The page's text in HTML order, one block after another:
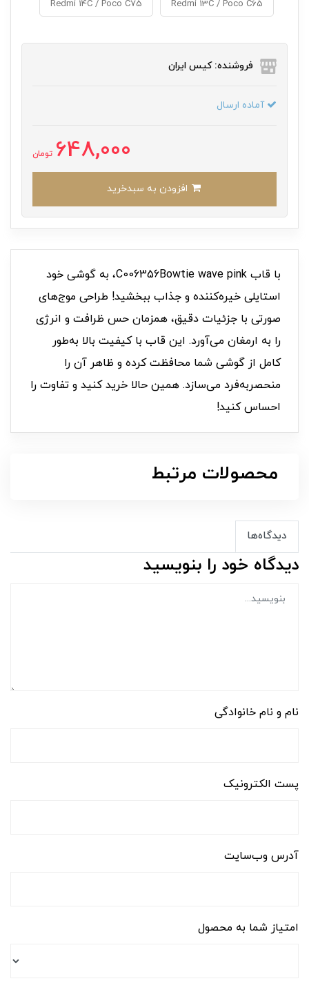
Redmi 13C / Poco C65
Redmi 14C / Poco C75
فروشنده: کیس ایران
آماده ارسال
648,000 تومان
با قاب C006356Bowtie wave pink، به گوشی خود
استایلی خیره‌کننده و جذاب ببخشید! طراحی موج‌های
صورتی با جزئیات دقیق، همزمان حس ظرافت و انرژی
را به ارمغان می‌آورد. این قاب با کیفیت بالا به‌طور
کامل از گوشی شما محافظت کرده و ظاهر آن را
منحصربه‌فرد می‌سازد. همین حالا خرید کنید و تفاوت را
احساس کنید!
محصولات مرتبط
دیدگاه‌ها
دیدگاه خود را بنویسید
نام و نام خانوادگی
پست الکترونیک
آدرس وب‌سایت
امتیاز شما به محصول